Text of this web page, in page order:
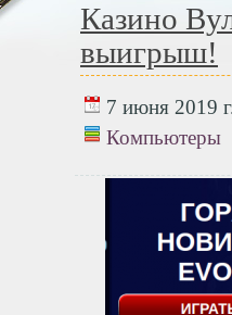
Казино
выигрыш!
7 июня 2019
Компьютеры